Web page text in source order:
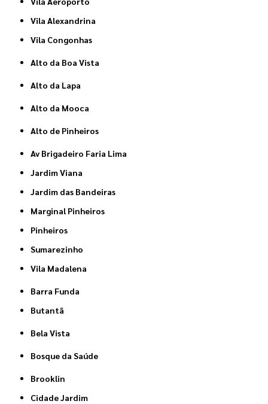
Vila Alexandrina
Vila Congonhas
Alto da Boa Vista
Alto da Lapa
Alto da Mooca
Alto de Pinheiros
Av Brigadeiro Faria Lima
Jardim Viana
Jardim das Bandeiras
Marginal Pinheiros
Pinheiros
Sumarezinho
Vila Madalena
Barra Funda
Butantã
Bela Vista
Bosque da Saúde
Brooklin
Cidade Jardim